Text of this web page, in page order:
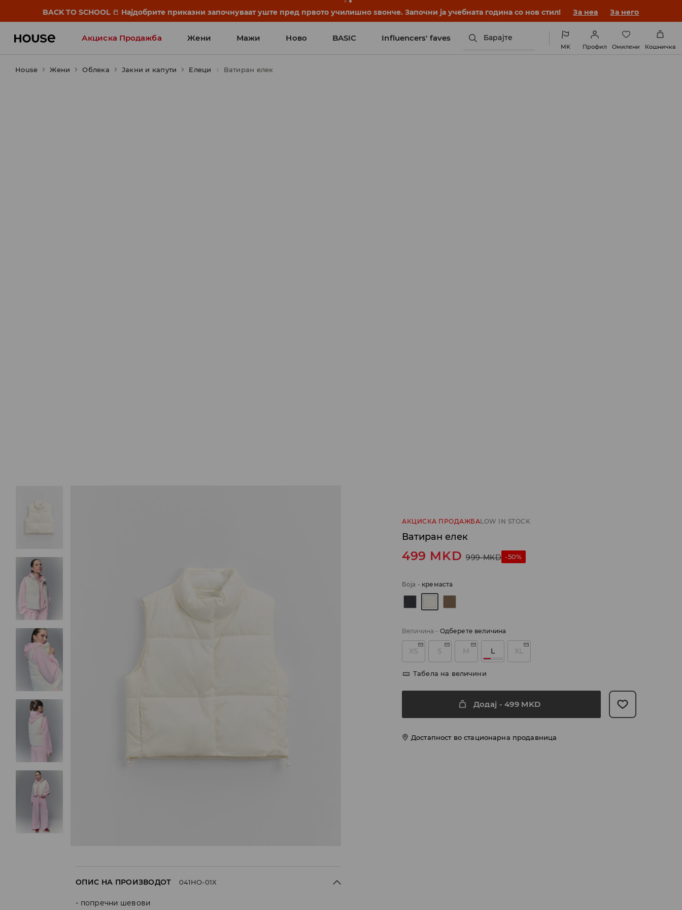
BACK TO SCHOOL 📒 Најдобрите приказни започнуваат уште пред првото училишно ѕвонче. Започни ја учебната година со нов стил! За неа За него
Акциска Продажба Жени Мажи Ново BASIC Influencers' faves Барајте
MK Профил Омилени Кошничка
House Жени Облека Јакни и капути Елеци Ватиран елек
АКЦИСКА ПРОДАЖБАLOW IN STOCK
Ватиран елек
499 MKD 999 MKD -50%
Боја - кремаста
Величина - Одберете величина
XS S M L XL
Табела на величини
Додај -499 MKD
Достапност во стационарна продавница
ОПИС НА ПРОИЗВОДОТ 041HO-01X
попречни шевови